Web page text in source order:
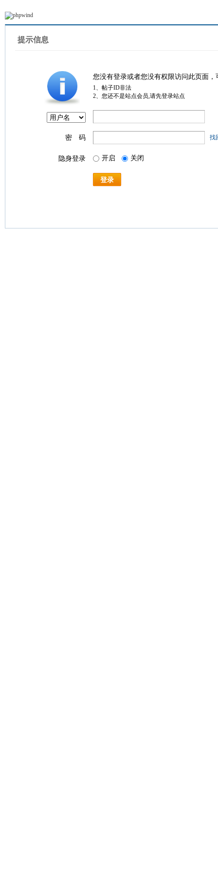
提示信息
您没有登录或者您没有权限访问此页面
1、帖子ID非法
2、您还不是站点会员,请先登录站点
密 码 找
隐身登录 开启 关闭
登录